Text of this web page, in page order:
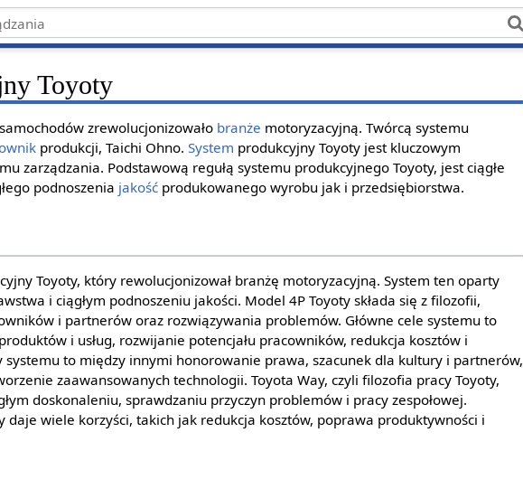
Toyoty
zrewolucjonizowało branże motoryzacyjną. Twórcą systemu
produkcji, Taichi Ohno.System produkcyjny Toyoty jest kluczowym
zarządzania. Podstawową regułą systemu produkcyjnego Toyoty, jest ciągłe
podnoszenia jakość produkowanego wyrobu jak i przedsiębiorstwa.
Toyoty, który rewolucjonizował branżę motoryzacyjną. System ten oparty
i ciągłym podnoszeniu jakości. Model 4P Toyoty składa się z filozofii,
i partnerów oraz rozwiązywania problemów. Główne cele systemu to
i usług, rozwijanie potencjału pracowników, redukcja kosztów i
systemu to między innymi honorowanie prawa, szacunek dla kultury i partnerów,
zaawansowanych technologii. Toyota Way, czyli filozofia pracy Toyoty,
doskonaleniu, sprawdzaniu przyczyn problemów i pracy zespołowej.
daje wiele korzyści, takich jak redukcja kosztów, poprawa produktywności i